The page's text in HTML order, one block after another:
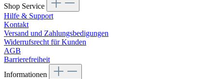
Shop Service
Hilfe & Support
Kontakt
Versand und Zahlungsbedigungen
Widerrufsrecht für Kunden
AGB
Barrierefreiheit
Informationen